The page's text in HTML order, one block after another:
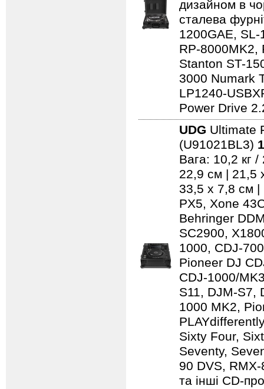
дизайном в
сталева
1200GAE,
RP-8000MK2,
Stanton ST-
3000 Numark
LP1240-
Power Drive
UDG Ultimate
(U91021BL3)
Вага: 10,2 кг
22,9 см | 21,5
33,5 x 7,8 см |
PX5, Xone
Behringer
SC2900,
1000, CDJ-
Pioneer DJ
CDJ-1000/
S11, DJM-S7,
1000 MK2,
Sixty Four,
Seventy,
90 DVS,
та інші CD-